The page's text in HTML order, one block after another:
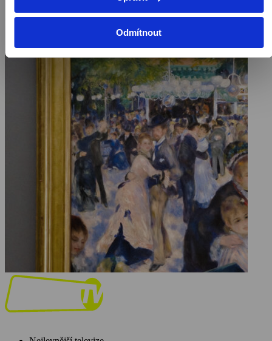
Odmítnout